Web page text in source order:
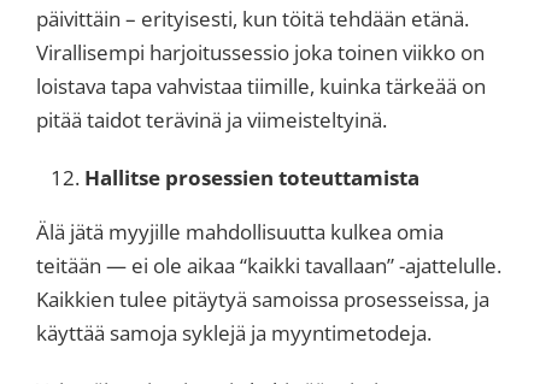
päivittäin – erityisesti, kun töitä tehdään etänä.
Virallisempi harjoitussessio joka toinen viikko on
loistava tapa vahvistaa tiimille, kuinka tärkeää on
pitää taidot terävinä ja viimeisteltyinä.
Hallitse prosessien toteuttamista
Älä jätä myyjille mahdollisuutta kulkea omia
teitään — ei ole aikaa “kaikki tavallaan” -ajattelulle.
Kaikkien tulee pitäytyä samoissa prosesseissa, ja
käyttää samoja syklejä ja myyntimetodeja.